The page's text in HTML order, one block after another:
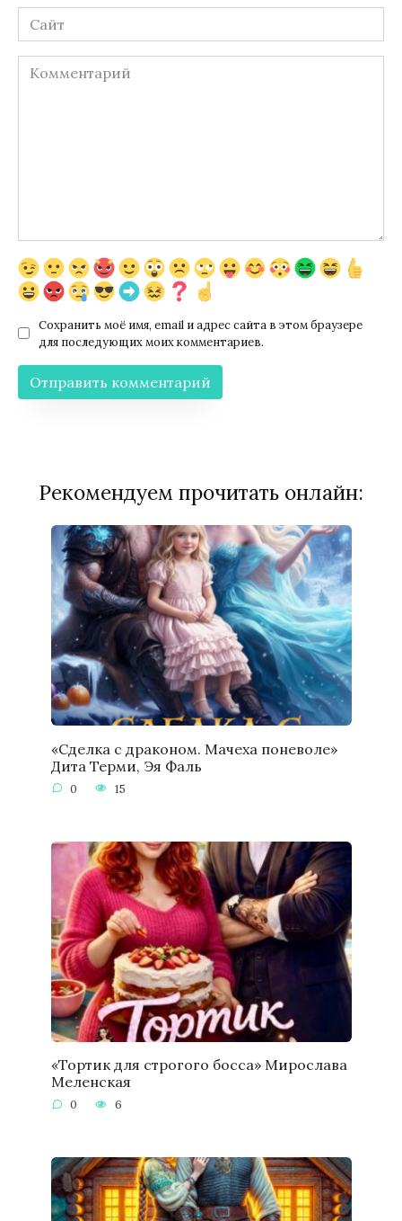
Сайт
Комментарий
Сохранить моё имя, email и адрес сайта в этом браузере
для последующих моих комментариев.
Рекомендуем прочитать онлайн:
«Сделка с драконом. Мачеха поневоле»
Дита Терми, Эя Фаль
0 15
«Тортик для строгого босса» Мирослава
Меленская
0 6